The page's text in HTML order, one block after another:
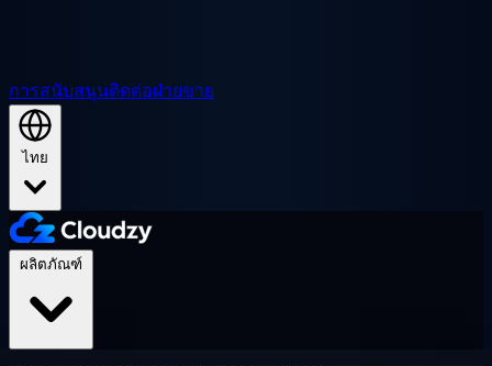
การสนับสนุนติดต่อฝ่ายขาย
ไทย